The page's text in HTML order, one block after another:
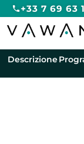
+33 7 69 63
Descrizione